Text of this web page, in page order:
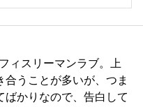
ィスリーマンラブ。上
うことが多いが、つま
ばかりなので、告白して